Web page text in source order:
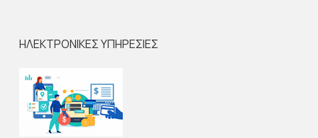
ΗΛΕΚΤΡΟΝΙΚΕΣ ΥΠΗΡΕΣΙΕΣ